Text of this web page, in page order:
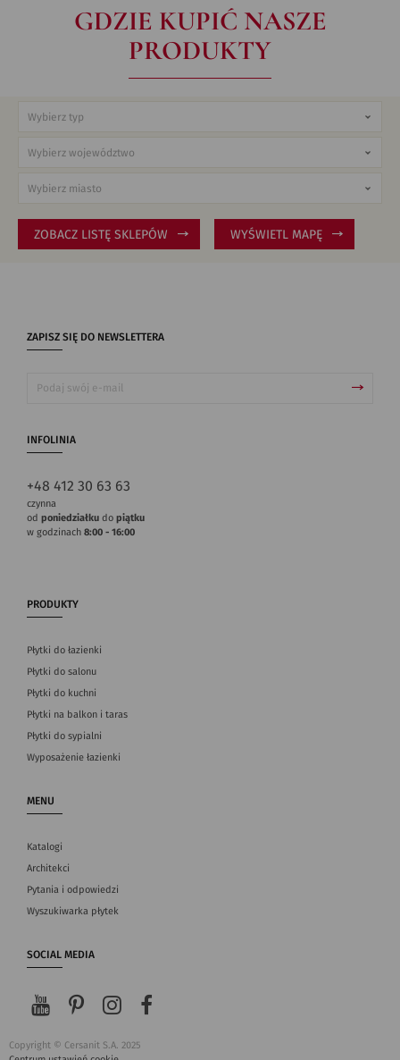
GDZIE KUPIĆ NASZE
PRODUKTY
ZOBACZ LISTĘ SKLEPÓW WYŚWIETL MAPĘ
ZAPISZ SIĘ DO NEWSLETTERA
INFOLINIA
+48 412 30 63 63
czynna
od poniedziałku do piątku
w godzinach 8:00 - 16:00
PRODUKTY
Płytki do łazienki
Płytki do salonu
Płytki do kuchni
Płytki na balkon i taras
Płytki do sypialni
Wyposażenie łazienki
MENU
Katalogi
Architekci
Pytania i odpowiedzi
Wyszukiwarka płytek
SOCIAL MEDIA
Copyright © Cersanit S.A. 2025